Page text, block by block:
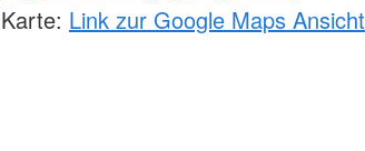
Karte: Link zur Google Maps Ansicht